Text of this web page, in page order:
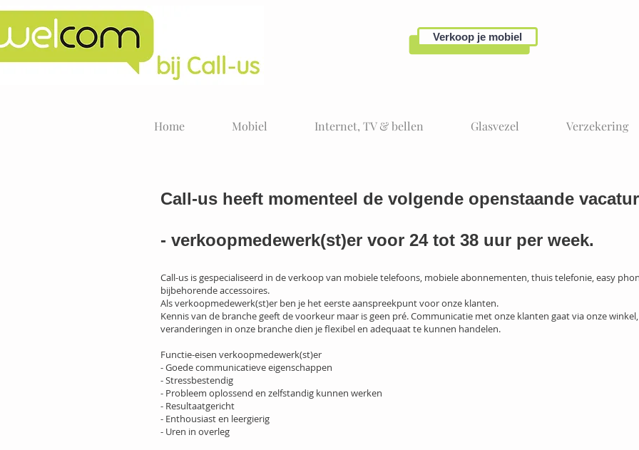
Verkoop je mobiel
Home Mobiel Internet, TV & bellen Glasvezel Verzekering
Call-us heeft momenteel de volgende openstaande
- verkoopmedewerk(st)er voor 24 tot 38 uur per week.
Call-us is gespecialiseerd in de verkoop van mobiele telefoons, mobiele abonnementen, thuis telefonie, easy
bijbehorende accessoires.
Als verkoopmedewerk(st)er ben je het eerste aanspreekpunt voor onze klanten.
Kennis van de branche geeft de voorkeur maar is geen pré. Communicatie met onze klanten gaat via onze
veranderingen in onze branche dien je flexibel en adequaat te kunnen handelen.
Functie-eisen verkoopmedewerk(st)er
- Goede communicatieve eigenschappen
- Stressbestendig
- Probleem oplossend en zelfstandig kunnen werken
- Resultaatgericht
- Enthousiast en leergierig
- Uren in overleg